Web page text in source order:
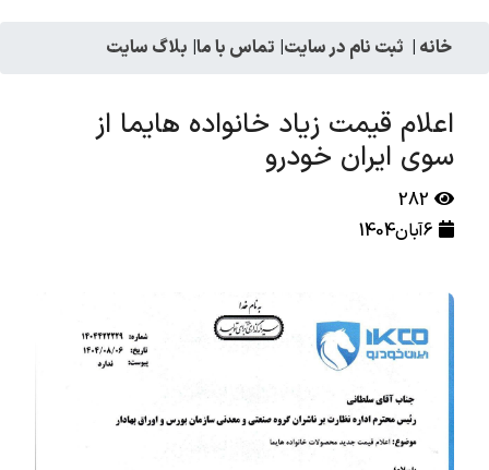
خانه | ثبت نام در سایت| تماس با ما| بلاگ سایت
اعلام قیمت زیاد خانواده هایما از
سوی ایران خودرو
282
6آبان1404